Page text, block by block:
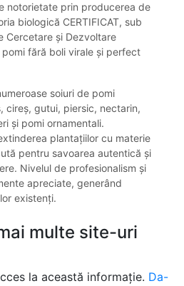
notorietate prin producerea de
biologică CERTIFICAT, sub
Cercetare și Dezvoltare
fără boli virale și perfect
soiuri de pomi
cireș, gutui, piersic, nectarin,
și pomi ornamentali.
plantațiilor cu materie
pentru savoarea autentică și
Nivelul de profesionalism și
apreciate, generând
existenți.
multe site-uri
la această informație. Da-